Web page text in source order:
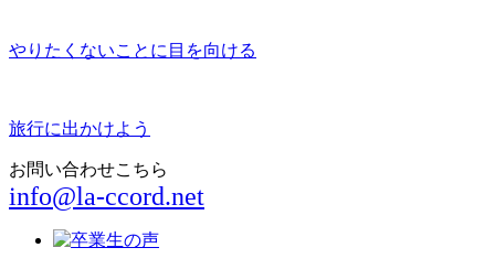
やりたくないことに目を向ける
旅行に出かけよう
お問い合わせこちら
info@la-ccord.net